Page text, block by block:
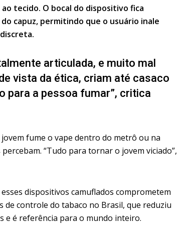
tecido. O bocal do dispositivo fica
capuz, permitindo que o usuário inale
articulada, e muito mal
vista da ética, criam até casaco
para a pessoa fumar”, critica
fume o vape dentro do metrô ou na
“Tudo para tornar o jovem viciado”,
dispositivos camuflados comprometem
de controle do tabaco no Brasil, que reduziu
e é referência para o mundo inteiro.